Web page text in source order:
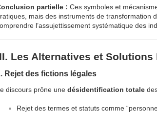
partielle : Ces symboles et
mais des instruments de transformation
l’assujettissement systématique des
Les Alternatives et Solutions
Rejet des fictions légales
discours prône une désidentification totale
Rejet des termes et statuts comme